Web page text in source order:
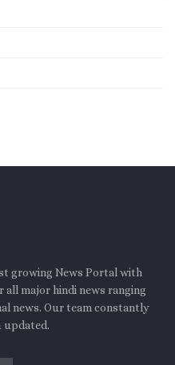
growing News Portal with
all major hindi news ranging
news. Our team constantly
updated.